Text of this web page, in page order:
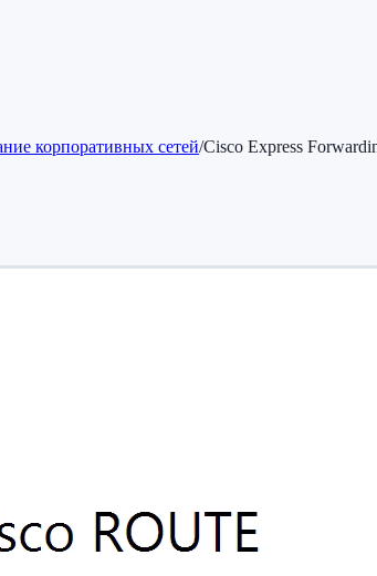
корпоративных сетей/Cisco Express